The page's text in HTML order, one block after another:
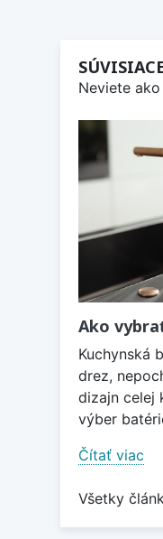
Neviete
Ako
Kuchynská
drez,
dizajn celej
výber
Čítať viac
Všetky